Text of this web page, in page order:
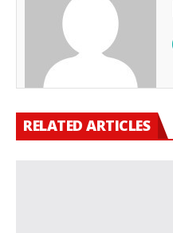
RELATED ARTICLES